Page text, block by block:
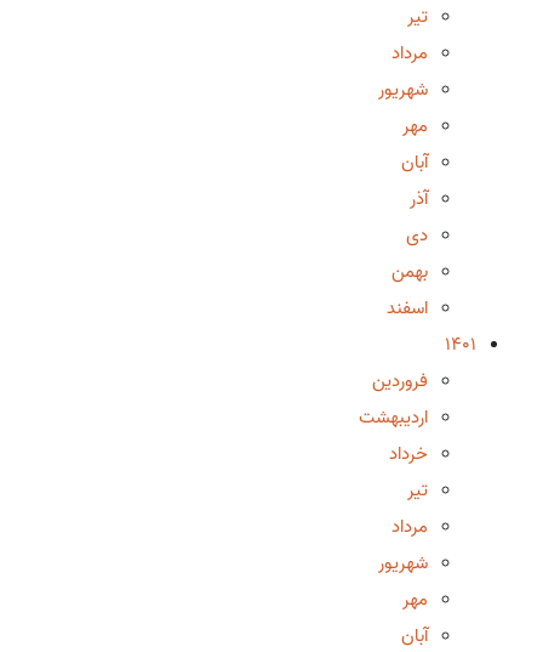
تیر
مرداد
شهریور
مهر
آبان
آذر
دی
بهمن
اسفند
1401
فروردین
اردیبهشت
خرداد
تیر
مرداد
شهریور
مهر
آبان